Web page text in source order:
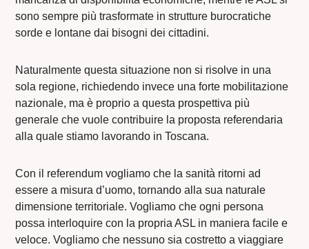
sono sempre più trasformate in strutture burocratiche
sorde e lontane dai bisogni dei cittadini.
Naturalmente questa situazione non si risolve in una
sola regione, richiedendo invece una forte mobilitazione
nazionale, ma è proprio a questa prospettiva più
generale che vuole contribuire la proposta referendaria
alla quale stiamo lavorando in Toscana.
Con il referendum vogliamo che la sanità ritorni ad
essere a misura d’uomo, tornando alla sua naturale
dimensione territoriale. Vogliamo che ogni persona
possa interloquire con la propria ASL in maniera facile e
veloce. Vogliamo che nessuno sia costretto a viaggiare